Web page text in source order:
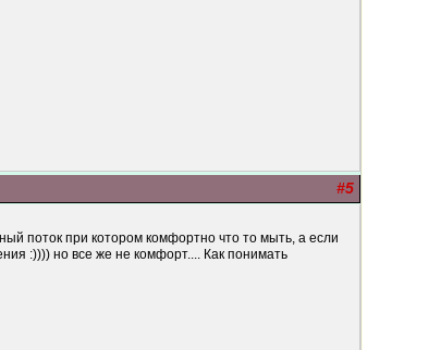
#5
поток при котором комфортно что то мыть, а если
:)))) но все же не комфорт.... Как понимать